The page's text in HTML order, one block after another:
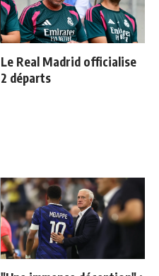
Le Real Madrid officialise
2 départs